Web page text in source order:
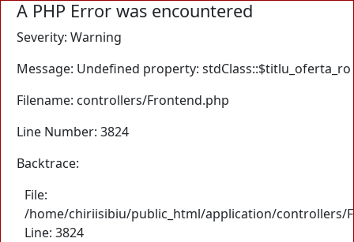
A PHP Error was encountered
Severity: Warning
Message: Undefined property: stdClass::$titlu_oferta_ro
Filename: controllers/Frontend.php
Line Number: 3824
Backtrace:
File:
/home/chiriisibiu/public_html/application/controllers/
Line: 3824